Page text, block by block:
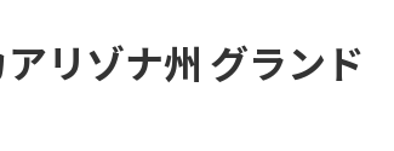
リゾナ州 グランド